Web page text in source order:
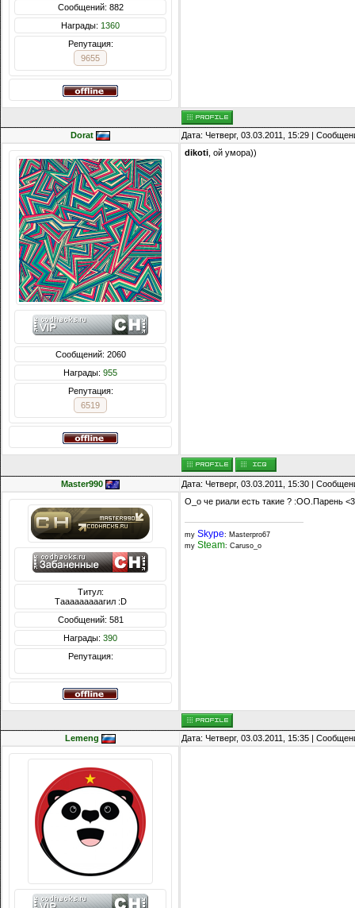
Сообщений: 882
Награды: 1360
Репутация:
9655
Dorat Дата: Четверг, 03.03.2011, 15:29 |
Сообщений: 2060
Награды: 955
Репутация:
6519
dikoti , ой умора))
Master990 Дата: Четверг, 03.03.2011, 15:30 |
Титул:
Тааааааааагил :D
Сообщений: 581
Награды: 390
Репутация:
О_о че риали есть такие ? :ОО.Парень
my Skype: Masterpro67
my Steam: Caruso_o
Lemeng Дата: Четверг, 03.03.2011, 15:35 |